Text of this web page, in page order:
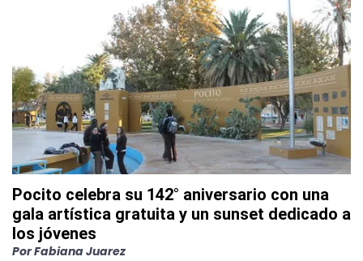
Pocito celebra su 142° aniversario con una
gala artística gratuita y un sunset dedicado a
los jóvenes
PorFabiana Juarez